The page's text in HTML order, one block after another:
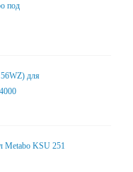
под
для
Metabo KSU 251